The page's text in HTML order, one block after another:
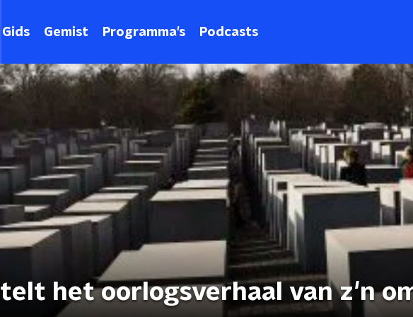
Gids Gemist Programma's Podcasts
het oorlogsverhaal van z'n